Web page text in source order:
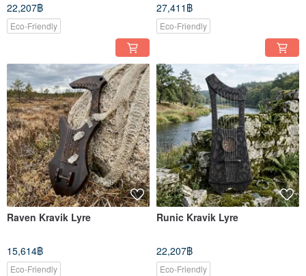
22,207฿
Eco-Friendly
27,411฿
Eco-Friendly
Raven Kravik Lyre
15,614฿
Eco-Friendly
Runic Kravik Lyre
22,207฿
Eco-Friendly